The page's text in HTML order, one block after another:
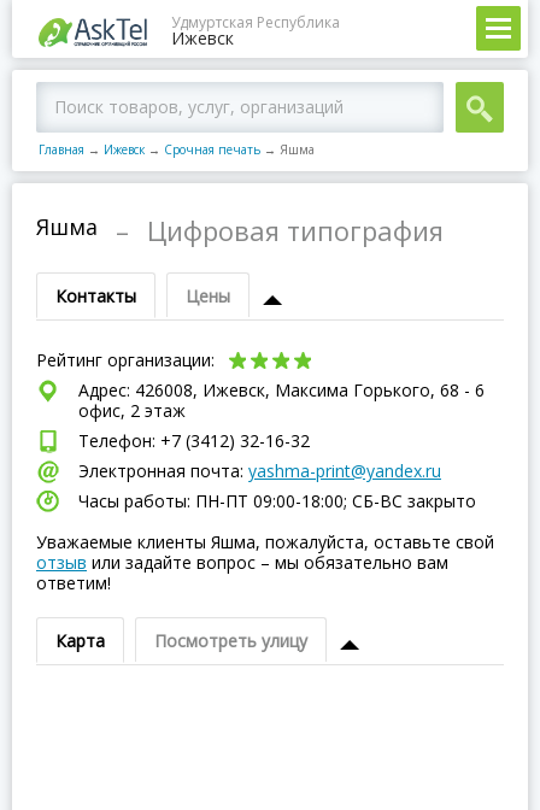
Удмуртская Республика
Ижевск
Главная → Ижевск → Срочная печать → Яшма
Яшма – Цифровая типография
Контакты Цены
Рейтинг организации:
Адрес: 426008, Ижевск, Максима Горького, 68 - 6
офис, 2 этаж
Телефон: +7 (3412) 32-16-32
Электронная почта: yashma-print@yandex.ru
Часы работы: ПН-ПТ 09:00-18:00; СБ-ВC закрыто
Уважаемые клиенты Яшма, пожалуйста, оставьте свой
отзыв или задайте вопрос – мы обязательно вам
ответим!
Карта Посмотреть улицу